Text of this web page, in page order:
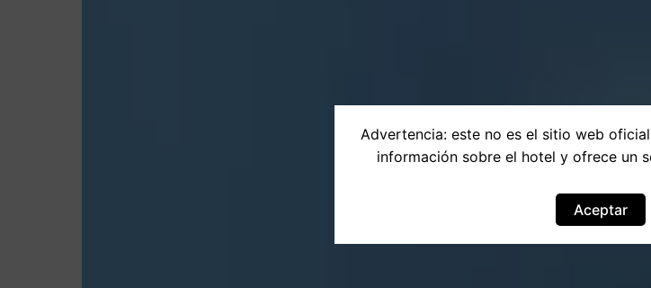
Advertencia: este no es el sitio web
información sobre el hotel y ofrece un
Aceptar